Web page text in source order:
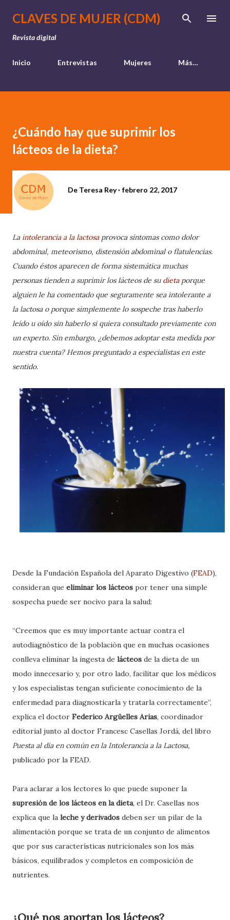
Ir al contenido principal
CLAVES DE MUJER (CDM)
Revista digital
Inicio Entrevistas Mujeres Más…
¿Cuándo hay que suprimir los
lácteos de la dieta?
De Teresa Rey febrero 22, 2017
Laintolerancia a la lactosaprovoca síntomas como dolor
abdominal, meteorismo, distensión abdominal o flatulencias.
Cuando éstos aparecen de forma sistemática muchas
personas tienden a suprimir los lácteos de su dietaporque
alguien le ha comentado que seguramente sea intolerante a
la lactosa o porque simplemente lo sospeche tras haberlo
leído u oído sin haberlo si quiera consultado previamente con
un experto. Sin embargo, ¿debemos adoptar esta medida por
nuestra cuenta? Hemos preguntado a especialistas en este
sentido.
Desde la Fundación Española del Aparato Digestivo (FEAD),
consideran que eliminar los lácteos por tener una simple
sospecha puede ser nocivo para la salud:
“Creemos que es muy importante actuar contra el
autodiagnóstico de la población que en muchas ocasiones
conlleva eliminar la ingesta de lácteos de la dieta de un
modo innecesario y, por otro lado, facilitar que los médicos
y los especialistas tengan suficiente conocimiento de la
enfermedad para diagnosticarla y tratarla correctamente”,
explica el doctor Federico Argüelles Arias, coordinador
editorial junto al doctor Francesc Casellas Jordá, del libro
Puesta al día en común en la Intolerancia a la Lactosa,
publicado por la FEAD.
Para aclarar a los lectores lo que puede suponer la
supresión de los lácteos en la dieta, el Dr. Casellas nos
explica que la leche y derivados deben ser un pilar de la
alimentación porque se trata de un conjunto de alimentos
que por sus características nutricionales son los más
básicos, equilibrados y completos en composición de
nutrientes.